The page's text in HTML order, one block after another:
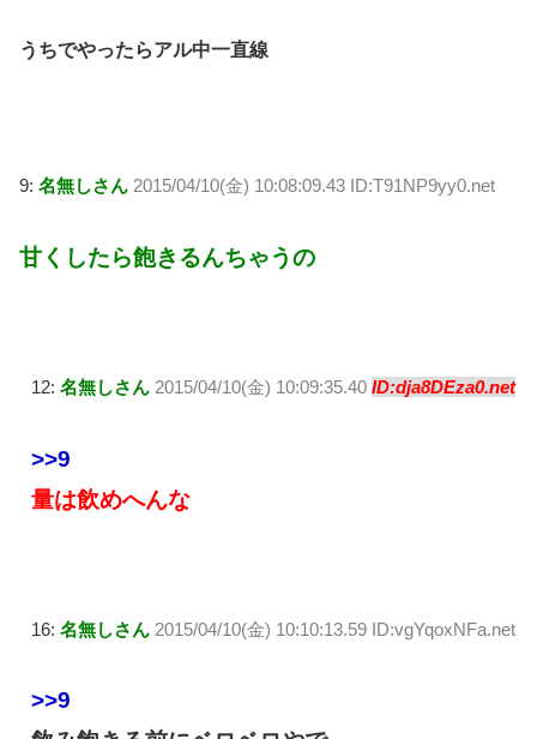
うちでやったらアル中一直線
9: 名無しさん 2015/04/10(金) 10:08:09.43 ID:T91NP9yy0.net
甘くしたら飽きるんちゃうの
12: 名無しさん 2015/04/10(金) 10:09:35.40 ID:dja8DEza0.net
>>9
量は飲めへんな
16: 名無しさん 2015/04/10(金) 10:10:13.59 ID:vgYqoxNFa.net
>>9